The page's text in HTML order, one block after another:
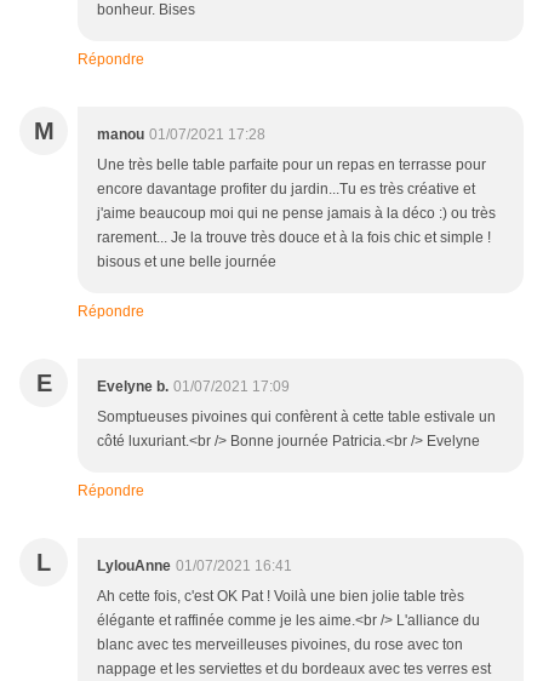
bonheur. Bises
Répondre
M manou 01/07/2021 17:28
Une très belle table parfaite pour un repas en terrasse pour
encore davantage profiter du jardin...Tu es très créative et
j'aime beaucoup moi qui ne pense jamais à la déco :) ou très
rarement... Je la trouve très douce et à la fois chic et simple !
bisous et une belle journée
Répondre
E Evelyne b. 01/07/2021 17:09
Somptueuses pivoines qui confèrent à cette table estivale un
côté luxuriant.<br /> Bonne journée Patricia.<br /> Evelyne
Répondre
L LylouAnne 01/07/2021 16:41
Ah cette fois, c'est OK Pat ! Voilà une bien jolie table très
élégante et raffinée comme je les aime.<br /> L'alliance du
blanc avec tes merveilleuses pivoines, du rose avec ton
nappage et les serviettes et du bordeaux avec tes verres est